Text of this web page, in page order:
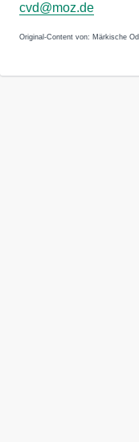
cvd@moz.de
Original-Content von: Märkische